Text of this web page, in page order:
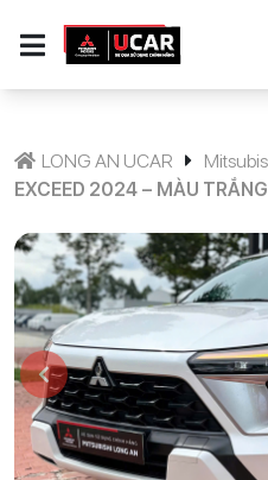
LONG AN UCAR
EXCEED 2024 – MÀU